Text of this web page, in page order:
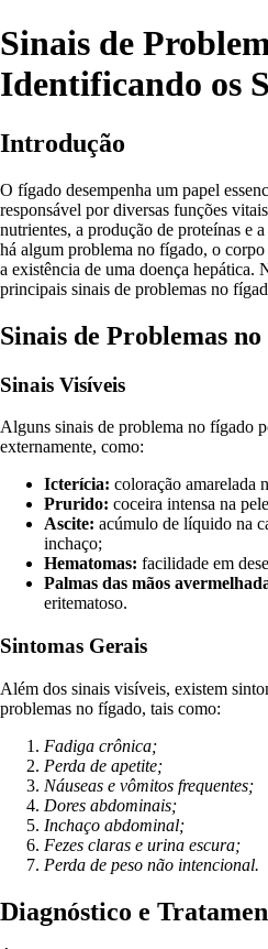
Sinais de
Identificando os
Introdução
O fígado desempenha um papel
responsável por diversas funções
nutrientes, a produção de proteínas e
há algum problema no fígado, o
a existência de uma doença hepática.
principais sinais de problemas no
Sinais de Problemas
Sinais Visíveis
Alguns sinais de problema no fígado
externamente, como:
Icterícia: coloração amarelada
Prurido: coceira intensa na
Ascite: acúmulo de líquido na
inchaço;
Hematomas: facilidade em
Palmas das mãos
eritematoso.
Sintomas Gerais
Além dos sinais visíveis, existem
problemas no fígado, tais como:
Fadiga crônica;
Perda de apetite;
Náuseas e vômitos frequentes;
Dores abdominais;
Inchaço abdominal;
Fezes claras e urina escura;
Perda de peso não intencional.
Diagnóstico e